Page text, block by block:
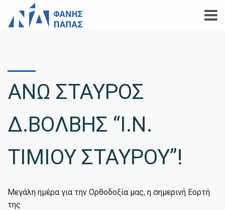
ΑΝΩ ΣΤΑΥΡΟΣ
Δ.ΒΟΛΒΗΣ “Ι.Ν.
ΤΙΜΙΟΥ ΣΤΑΥΡΟΥ”!
Μεγάλη ημέρα για την Ορθοδοξία μας, η σημερινή Εορτή
της